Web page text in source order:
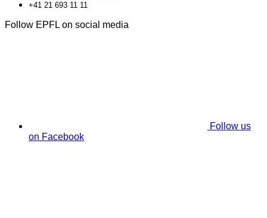
+41 21 693 11 11
Follow EPFL on social media
Follow us
on Facebook